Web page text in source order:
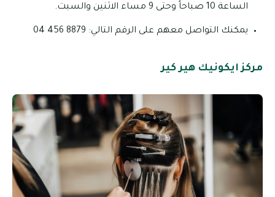
الساعة 10 صباحاً وحتى 9 مساء الاثنين والسبت.
يمكنك التواصل معهم على الرقم التالي: 8879 456 04
مركز ايكونيك هير كير